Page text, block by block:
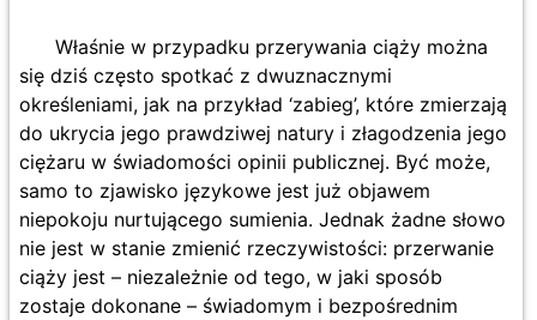
Właśnie w przypadku przerywania ciąży można
się dziś często spotkać z dwuznacznymi
określeniami, jak na przykład ‘zabieg’, które zmierzają
do ukrycia jego prawdziwej natury i złagodzenia jego
ciężaru w świadomości opinii publicznej. Być może,
samo to zjawisko językowe jest już objawem
niepokoju nurtującego sumienia. Jednak żadne słowo
nie jest w stanie zmienić rzeczywistości: przerwanie
ciąży jest – niezależnie od tego, w jaki sposób
zostaje dokonane – świadomym i bezpośrednim